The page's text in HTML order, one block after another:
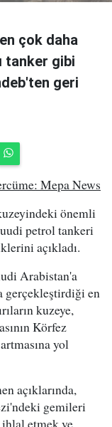
çok daha
tanker gibi
geri
Mepa News
önemli
petrol tankeri
açıkladı.
Arabistan'a
gerçekleştirdiği en
kuzeye,
Körfez
yol
açıklarında,
gemileri